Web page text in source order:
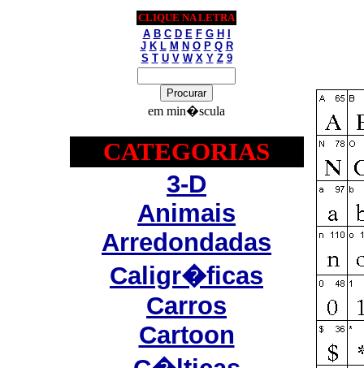
CLIQUE NA LETRA
A B C D E F G H
J K L M N O P Q R
S T U V W X Y Z 9
em min�scula
CATEGORIAS
3-D
Animais
Arredondadas
Caligr�ficas
Carros
Cartoon